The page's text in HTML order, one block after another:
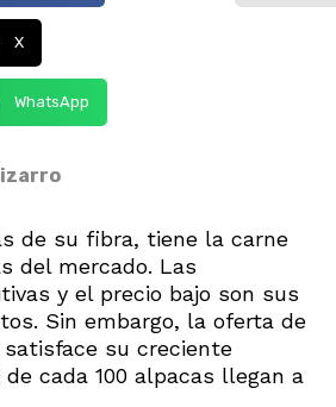
X
de su fibra, tiene la carne
del mercado. Las
y el precio bajo son sus
Sin embargo, la oferta de
su creciente
de cada 100 alpacas llegan a